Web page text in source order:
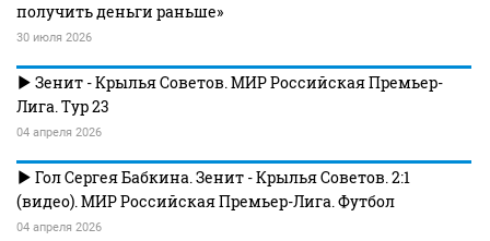
получить деньги раньше»
30 июля 2026
Зенит - Крылья Советов. МИР Российская Премьер-
Лига. Тур 23
04 апреля 2026
Гол Сергея Бабкина. Зенит - Крылья Советов. 2:1
(видео). МИР Российская Премьер-Лига. Футбол
04 апреля 2026